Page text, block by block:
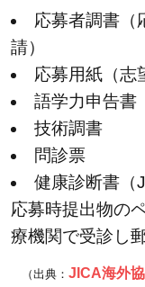
応募者調書（
請）
応募用紙（志
語学力申告書
技術調書
問診票
健康診断書（
応募時提出物の
療機関で受診し郵
（出典： JICA海外